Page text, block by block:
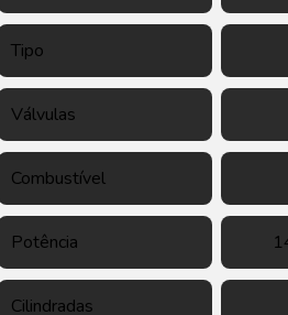
Tipo
Válvulas
Combustível
Potência
Cilindradas